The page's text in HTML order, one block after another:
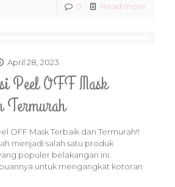
0 Read more
April 28, 2023
Peel OFF Mask
Termurah
OFF Mask Terbaik dan Termurah!!
menjadi salah satu produk
populer belakangan ini.
untuk mengangkat kotoran